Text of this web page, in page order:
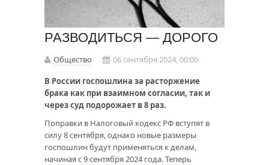
РАЗВОДИТЬСЯ — ДОРОГО
Общество
06 сентября 2024, 00:00
В России госпошлина за расторжение
брака как при взаимном согласии, так и
через суд подорожает в 8 раз.
Поправки в Налоговый кодекс РФ вступят в
силу 8 сентября, однако новые размеры
госпошлин будут применяться к делам,
начиная с 9 сентября 2024 года. Теперь